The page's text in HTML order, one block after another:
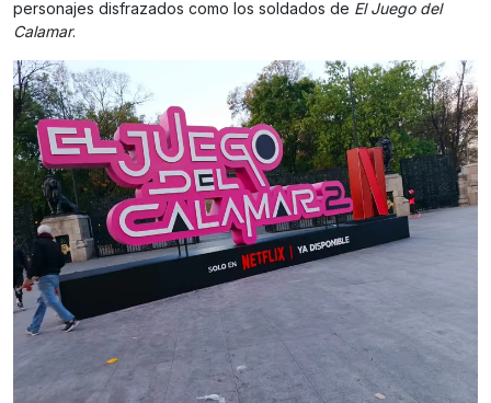
personajes disfrazados como los soldados de El Juego del
Calamar.